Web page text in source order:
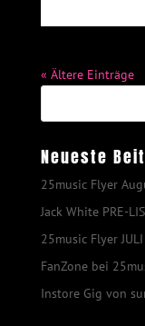
« Ältere Einträge
Neueste
25music Flyer
Jack White PRE-
25music Flyer
FanZone bei
Instore Gig von